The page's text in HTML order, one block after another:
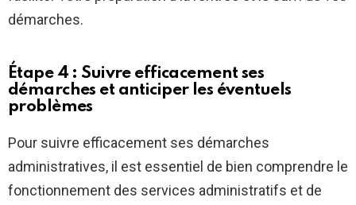
démarches.
Étape 4 : Suivre efficacement ses
démarches et anticiper les éventuels
problèmes
Pour suivre efficacement ses démarches
administratives, il est essentiel de bien comprendre le
fonctionnement des services administratifs et de